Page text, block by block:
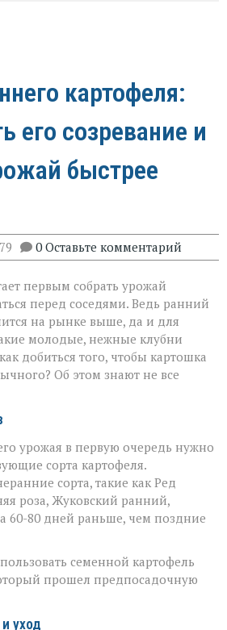
картофеля:
его созревание и
быстрее
0 Оставьте комментарий
первым собрать урожай
перед соседями. Ведь ранний
на рынке выше, да и для
молодые, нежные клубни
добиться того, чтобы картошка
Об этом знают не все
урожая в первую очередь нужно
сорта картофеля.
сорта, такие как Ред
роза, Жуковский ранний,
60-80 дней раньше, чем поздние
семенной картофель
прошел предпосадочную
уход